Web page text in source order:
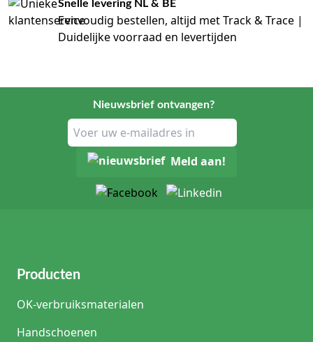
Snelle levering NL & BE
Eenvoudig bestellen, altijd met Track & Trace |
Duidelijke voorraad en levertijden
Nieuwsbrief ontvangen?
Meld aan!
Producten
OK-verbruiksmaterialen
Handschoenen